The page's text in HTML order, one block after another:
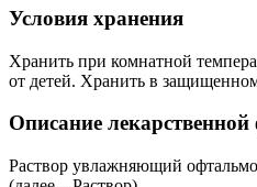
Условия хранения
Хранить при комнатной
от детей. Хранить в защищенном
Описание
Раствор увлажняющий